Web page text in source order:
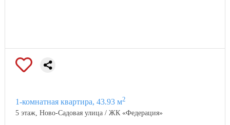
1-комнатная квартира, 43.93 м2
5 этаж, Ново-Садовая улица / ЖК «Федерация»